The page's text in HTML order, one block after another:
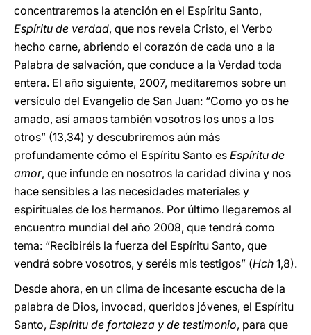
concentraremos la atención en el Espíritu Santo,
Espíritu de verdad, que nos revela Cristo, el Verbo
hecho carne, abriendo el corazón de cada uno a la
Palabra de salvación, que conduce a la Verdad toda
entera. El año siguiente, 2007, meditaremos sobre un
versículo del Evangelio de San Juan: “Como yo os he
amado, así amaos también vosotros los unos a los
otros” (13,34) y descubriremos aún más
profundamente cómo el Espíritu Santo es Espíritu de
amor, que infunde en nosotros la caridad divina y nos
hace sensibles a las necesidades materiales y
espirituales de los hermanos. Por último llegaremos al
encuentro mundial del año 2008, que tendrá como
tema: “Recibiréis la fuerza del Espíritu Santo, que
vendrá sobre vosotros, y seréis mis testigos” (Hch 1,8).
Desde ahora, en un clima de incesante escucha de la
palabra de Dios, invocad, queridos jóvenes, el Espíritu
Santo, Espíritu de fortaleza y de testimonio, para que